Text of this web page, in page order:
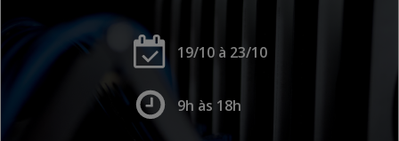
19/10 à 23/10
9h às 18h